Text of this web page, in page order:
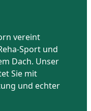
vereint
Sport und
Dach. Unser
Sie mit
und echter